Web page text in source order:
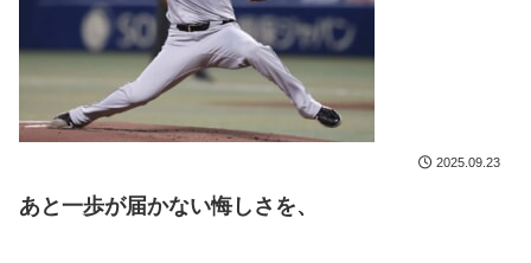
2025.09.23
あと一歩が届かない悔しさを、